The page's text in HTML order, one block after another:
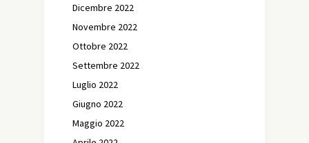
Dicembre 2022
Novembre 2022
Ottobre 2022
Settembre 2022
Luglio 2022
Giugno 2022
Maggio 2022